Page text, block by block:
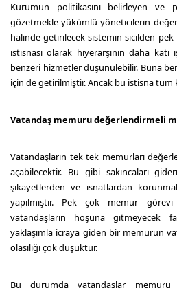
Kurumun politikasını belirleyen ve
gözetmekle yükümlü yöneticilerin
halinde getirilecek sistemin sicilden pek
istisnası olarak hiyerarşinin daha
benzeri hizmetler düşünülebilir. Buna
için de getirilmiştir. Ancak bu istisna tüm
Vatandaş memuru değerlendirmeli
Vatandaşların tek tek memurları
açabilecektir. Bu gibi sakıncaları
şikayetlerden ve isnatlardan
yapılmıştır. Pek çok memur
vatandaşların hoşuna gitmeyecek
yaklaşımla icraya giden bir memurun
olasılığı çok düşüktür.
Bu durumda vatandaşlar